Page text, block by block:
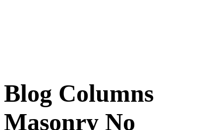
Blog Columns
Masonry No